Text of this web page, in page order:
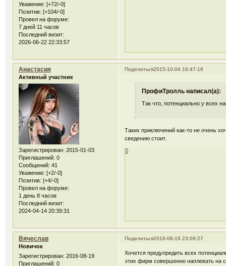
Уважение: [+72/-0]
Позитив: [+104/-0]
Провел на форуме:
7 дней 11 часов
Последний визит:
2026-06-22 22:33:57
Поделиться2015-10-04 16:47:16
Анастасия
Активный участник
Зарегистрирован: 2015-01-03
Приглашений: 0
Сообщений: 41
Уважение: [+2/-0]
Позитив: [+4/-0]
Провел на форуме:
1 день 8 часов
Последний визит:
2024-04-14 20:39:31
ПрофиТролль написал(а):
Так что, потенциально у всех
Таких приключений как-то не очень
сведению стоит.
0
Поделиться2016-08-19 23:09:27
Вячеслав
Новичок
Зарегистрирован: 2016-08-19
Приглашений: 0
Хочется предупредить всех
этих фирм совершенно наплевать на